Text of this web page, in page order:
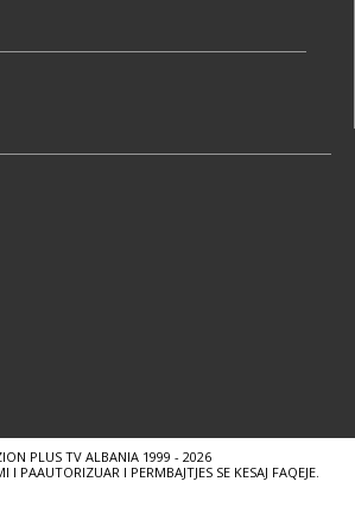
PLUS TV ALBANIA 1999 - 2026
PAAUTORIZUAR I PERMBAJTJES SE KESAJ FAQEJE.